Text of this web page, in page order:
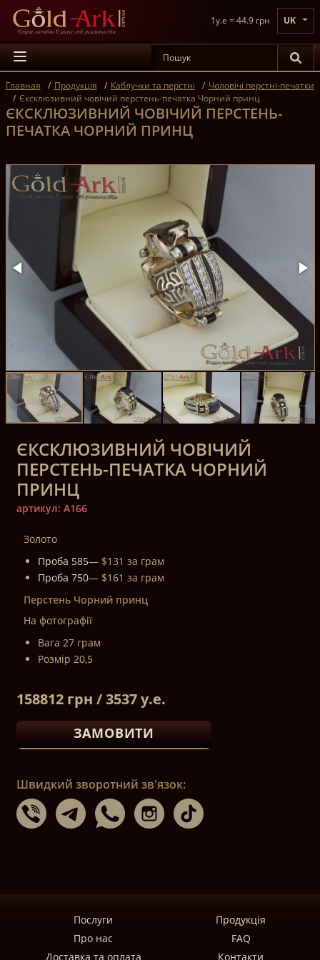
UK
1y.e = 44.9 грн
Главная Продукція Каблучки та перстні
Чоловічі перстні-печатки
Єксклюзивний човічий перстень-печатка Чорний принц
ЄКСКЛЮЗИВНИЙ ЧОВІЧИЙ ПЕРСТЕНЬ-
ПЕЧАТКА ЧОРНИЙ ПРИНЦ
ЄКСКЛЮЗИВНИЙ ЧОВІЧИЙ
ПЕРСТЕНЬ-ПЕЧАТКА ЧОРНИЙ
ПРИНЦ
артикул: A166
Золото
Проба 585— $131 за грам
Проба 750— $161 за грам
Перстень Чорний принц
На фотографії
Вага 27 грам
Розмір 20,5
158812 грн / 3537 у.е.
ЗАМОВИТИ
Швидкий зворотний зв'язок:
Послуги
Продукція
Про нас
FAQ
Доставка та оплата
Контакти